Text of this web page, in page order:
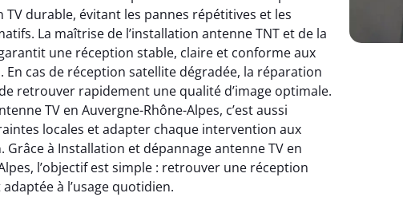
TV durable, évitant les pannes répétitives et les
La maîtrise de l’installation antenne TNT et de la
une réception stable, claire et conforme aux
En cas de réception satellite dégradée, la réparation
retrouver rapidement une qualité d’image optimale.
TV en Auvergne-Rhône-Alpes, c’est aussi
locales et adapter chaque intervention aux
Grâce à Installation et dépannage antenne TV en
l’objectif est simple : retrouver une réception
à l’usage quotidien.